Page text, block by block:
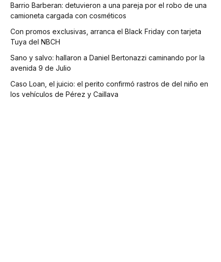
Barrio Barberan: detuvieron a una pareja por el robo de una
camioneta cargada con cosméticos
Con promos exclusivas, arranca el Black Friday con tarjeta
Tuya del NBCH
Sano y salvo: hallaron a Daniel Bertonazzi caminando por la
avenida 9 de Julio
Caso Loan, el juicio: el perito confirmó rastros de del niño en
los vehículos de Pérez y Caillava